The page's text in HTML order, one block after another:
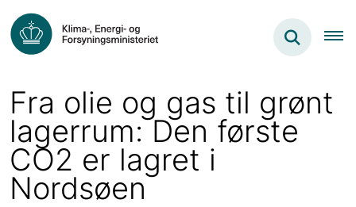
Fra olie og gas til grønt
lagerrum: Den første
CO2 er lagret i
Nordsøen